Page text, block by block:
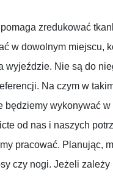
zredukować
w dowolnym miejscu,
wyjeździe. Nie są do
Na czym w
będziemy wykonywać
od nas i naszych
pracować. Planując,
czy nogi. Jeżeli zależy